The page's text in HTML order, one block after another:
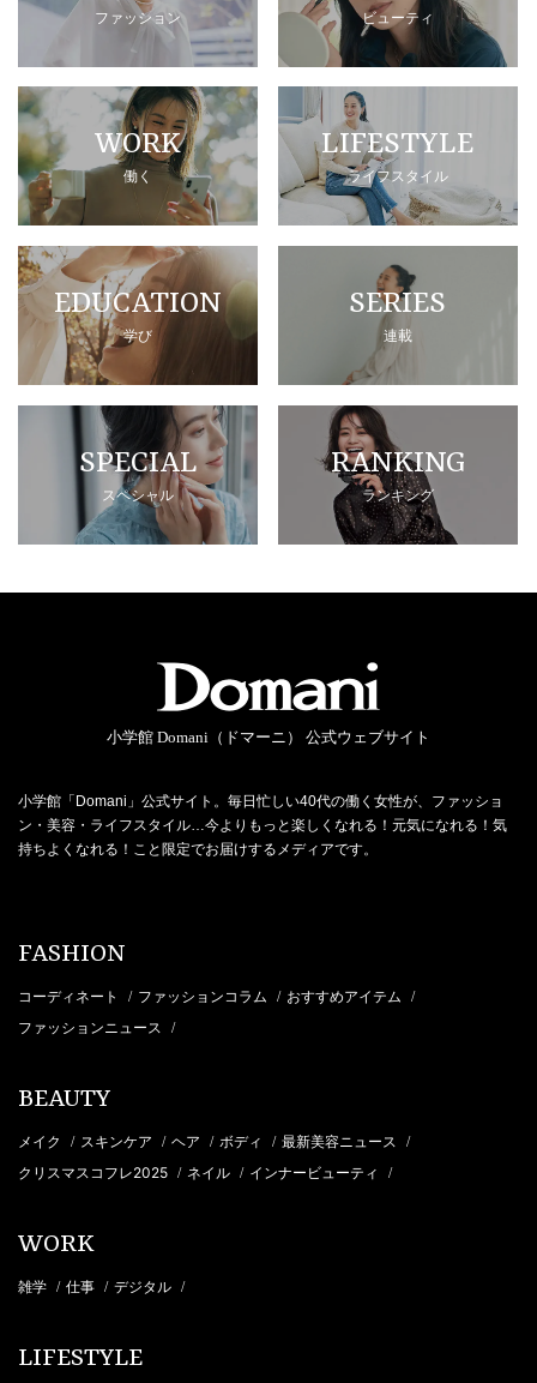
ファッション ビューティ
WORK
働く
LIFESTYLE
ライフスタイル
EDUCATION
学び
SERIES
連載
SPECIAL
スペシャル
RANKING
ランキング
小学館 Domani（ドマーニ） 公式ウェブサイト
小学館「Domani」公式サイト。毎日忙しい40代の働く女性が、ファッショ
ン・美容・ライフスタイル…今よりもっと楽しくなれる！元気になれる！気
持ちよくなれる！こと限定でお届けするメディアです。
FASHION
コーディネート / ファッションコラム / おすすめアイテム /
ファッションニュース /
BEAUTY
メイク / スキンケア / ヘア / ボディ / 最新美容ニュース /
クリスマスコフレ2025 / ネイル / インナービューティ /
WORK
雑学 / 仕事 / デジタル /
LIFESTYLE